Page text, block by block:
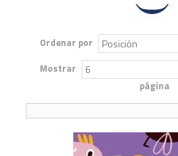
Ordenar por
Mostrar
página